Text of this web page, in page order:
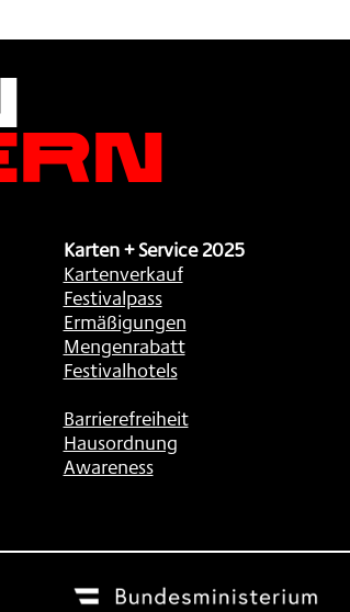
Karten + Service 2025
Kartenverkauf
Festivalpass
Ermäßigungen
Mengenrabatt
Festivalhotels
Barrierefreiheit
Hausordnung
Awareness